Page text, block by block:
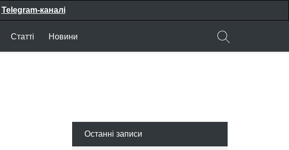
Telegram-каналі
Статті Новини
Останні записи